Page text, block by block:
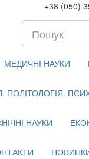
+38 (050)
МЕДИЧНІ НАУКИ
НАУКИ